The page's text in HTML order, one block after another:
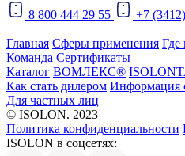
8 800 444 29 55
+7
Главная Сферы применения Где
Команда Сертификаты
Каталог ВОМЛЕКС®
Как стать дилером Информация
Для частных лиц
© ISOLON. 2023
Политика конфиденциальности
ISOLON в соцсетях: